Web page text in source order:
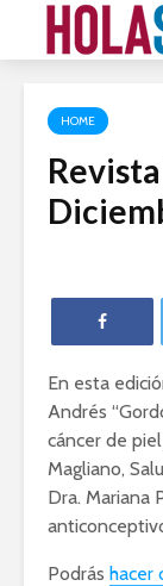
HOME
En esta
Andrés
cáncer de
Magliano,
Dra. Mariana
Podrás hacer